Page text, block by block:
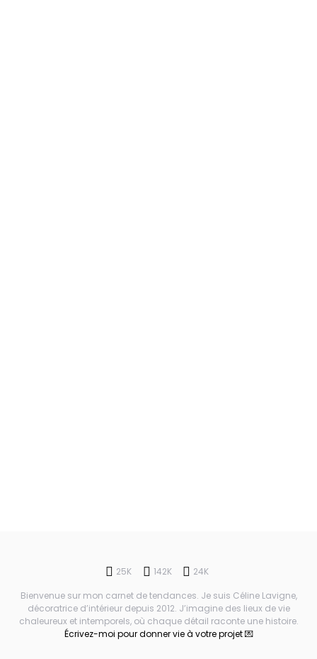
25K 142K
24K
Bienvenue sur mon carnet de tendances. Je suis Céline Lavigne,
décoratrice d’intérieur depuis 2012. J’imagine des lieux de vie
chaleureux et intemporels, où chaque détail raconte une histoire.
Écrivez-moi pour donner vie à votre projet 💌